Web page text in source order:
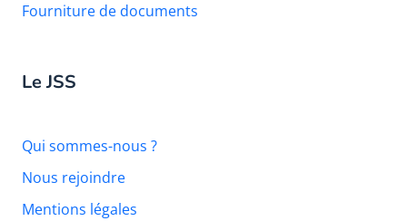
Fourniture de documents
Le JSS
Qui sommes-nous ?
Nous rejoindre
Mentions légales